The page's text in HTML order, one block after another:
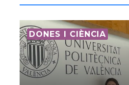
DONES I CIÈNCIA